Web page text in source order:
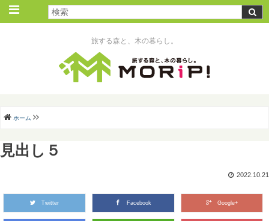
旅する森と、木の暮らし。
ホーム
見出し５
2022.10.21
Twitter Facebook Google+